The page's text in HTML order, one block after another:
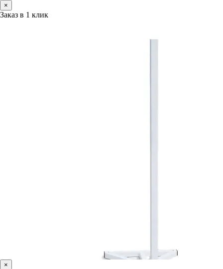
×
Заказ в 1 клик
×